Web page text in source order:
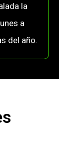
la
a
del año.